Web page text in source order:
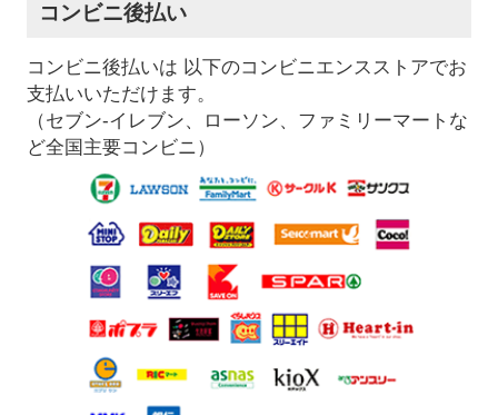
コンビニ後払い
コンビニ後払いは 以下のコンビニエンスストアでお
支払いいただけます。
（セブン-イレブン、ローソン、ファミリーマートな
ど全国主要コンビニ）